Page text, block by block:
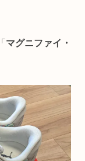
マグニファイ・